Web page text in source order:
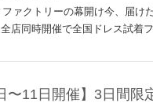
ファクトリーの幕開け今、届け
店同時開催で全国ドレス試着
〜11日開催】3日間